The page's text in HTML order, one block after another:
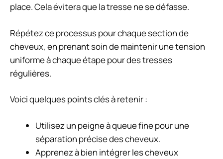
place. Cela évitera que la tresse ne se défasse.
Répétez ce processus pour chaque section de
cheveux, en prenant soin de maintenir une tension
uniforme à chaque étape pour des tresses
régulières.
Voici quelques points clés à retenir :
Utilisez un peigne à queue fine pour une
séparation précise des cheveux.
Apprenez à bien intégrer les cheveux